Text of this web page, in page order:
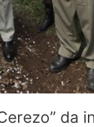
da